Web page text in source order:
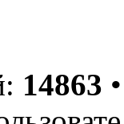
14863